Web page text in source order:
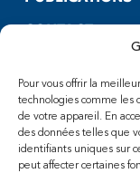
Pour vous offrir la
technologies comme les
de votre appareil. En
des données telles que
identifiants uniques sur
peut affecter certaines
CONTACT
SUIVEZ-NOUS
Facebook
X
Youtube